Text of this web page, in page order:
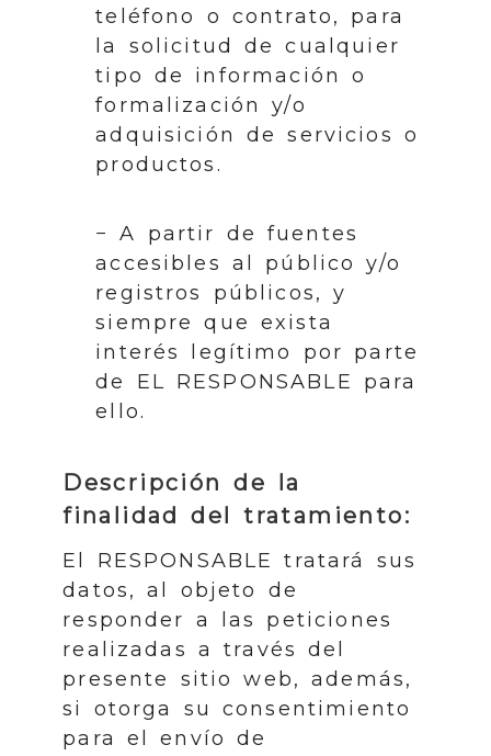
teléfono o contrato, para
la solicitud de cualquier
tipo de información o
formalización y/o
adquisición de servicios o
productos.
− A partir de fuentes
accesibles al público y/o
registros públicos, y
siempre que exista
interés legítimo por parte
de EL RESPONSABLE para
ello.
Descripción de la
finalidad del tratamiento:
El RESPONSABLE tratará sus
datos, al objeto de
responder a las peticiones
realizadas a través del
presente sitio web, además,
si otorga su consentimiento
para el envío de